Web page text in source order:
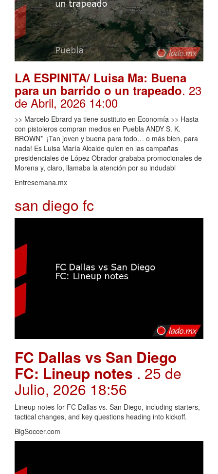
LA ESPINITA/ Luisa Ma: Buena
para un barrido o un trapeado. 23
de Abril, 2026 14:00
>> Marcelo Ebrard ya tiene sustituto en Economía >> Hasta
con pistoleros compran medios en Puebla ANDY S. K.
BROWN* ¡Tan joven y buena para todo… o más bien, para
nada! Es Luisa María Alcalde quien en las campañas
presidenciales de López Obrador grababa promocionales de
Morena y, claro, llamaba la atención por su indudabl
Entresemana.mx
san diego fc
FC Dallas vs San Diego
FC: Lineup notes . 25 de
Julio, 2026 18:56
Lineup notes for FC Dallas vs. San Diego, including starters,
tactical changes, and key questions heading into kickoff.
BigSoccer.com